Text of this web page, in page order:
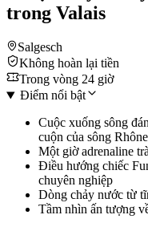
trong Valais
Salgesch
Không hoàn lại tiền
Trong vòng 24 giờ
Điểm nổi bật
Cuộc xuống sông
cuộn của sông Rhône
Một giờ adrenaline
Điều hướng chiếc
chuyên nghiệp
Dòng chảy nước từ
Tầm nhìn ấn tượng